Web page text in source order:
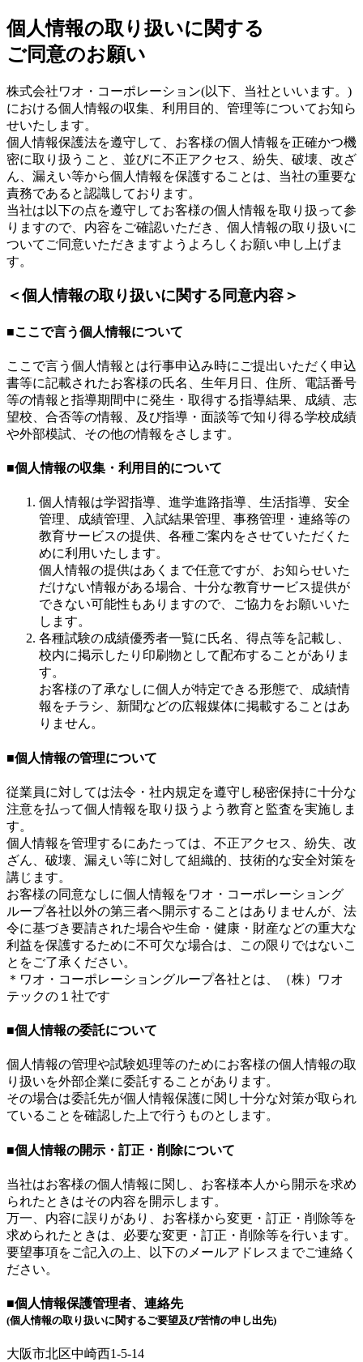
個人情報の取り扱いに関する
ご同意のお願い
株式会社ワオ・コーポレーション(以下、当社といいます。)
における個人情報の収集、利用目的、管理等についてお知ら
せいたします。
個人情報保護法を遵守して、お客様の個人情報を正確かつ機
密に取り扱うこと、並びに不正アクセス、紛失、破壊、改ざ
ん、漏えい等から個人情報を保護することは、当社の重要な
責務であると認識しております。
当社は以下の点を遵守してお客様の個人情報を取り扱って参
りますので、内容をご確認いただき、個人情報の取り扱いに
ついてご同意いただきますようよろしくお願い申し上げま
す。
＜個人情報の取り扱いに関する同意内容＞
■ここで言う個人情報について
ここで言う個人情報とは行事申込み時にご提出いただく申込
書等に記載されたお客様の氏名、生年月日、住所、電話番号
等の情報と指導期間中に発生・取得する指導結果、成績、志
望校、合否等の情報、及び指導・面談等で知り得る学校成績
や外部模試、その他の情報をさします。
■個人情報の収集・利用目的について
個人情報は学習指導、進学進路指導、生活指導、安全
管理、成績管理、入試結果管理、事務管理・連絡等の
教育サービスの提供、各種ご案内をさせていただくた
めに利用いたします。
個人情報の提供はあくまで任意ですが、お知らせいた
だけない情報がある場合、十分な教育サービス提供が
できない可能性もありますので、ご協力をお願いいた
します。
各種試験の成績優秀者一覧に氏名、得点等を記載し、
校内に掲示したり印刷物として配布することがありま
す。
お客様の了承なしに個人が特定できる形態で、成績情
報をチラシ、新聞などの広報媒体に掲載することはあ
りません。
■個人情報の管理について
従業員に対しては法令・社内規定を遵守し秘密保持に十分な
注意を払って個人情報を取り扱うよう教育と監査を実施しま
す。
個人情報を管理するにあたっては、不正アクセス、紛失、改
ざん、破壊、漏えい等に対して組織的、技術的な安全対策を
講じます。
お客様の同意なしに個人情報をワオ・コーポレーショング
ループ各社以外の第三者へ開示することはありませんが、法
令に基づき要請された場合や生命・健康・財産などの重大な
利益を保護するために不可欠な場合は、この限りではないこ
とをご了承ください。
＊ワオ・コーポレーショングループ各社とは、（株）ワオ
テックの１社です
■個人情報の委託について
個人情報の管理や試験処理等のためにお客様の個人情報の取
り扱いを外部企業に委託することがあります。
その場合は委託先が個人情報保護に関し十分な対策が取られ
ていることを確認した上で行うものとします。
■個人情報の開示・訂正・削除について
当社はお客様の個人情報に関し、お客様本人から開示を求め
られたときはその内容を開示します。
万一、内容に誤りがあり、お客様から変更・訂正・削除等を
求められたときは、必要な変更・訂正・削除等を行います。
要望事項をご記入の上、以下のメールアドレスまでご連絡く
ださい。
■個人情報保護管理者、連絡先
(個人情報の取り扱いに関するご要望及び苦情の申し出先)
大阪市北区中崎西1-5-14